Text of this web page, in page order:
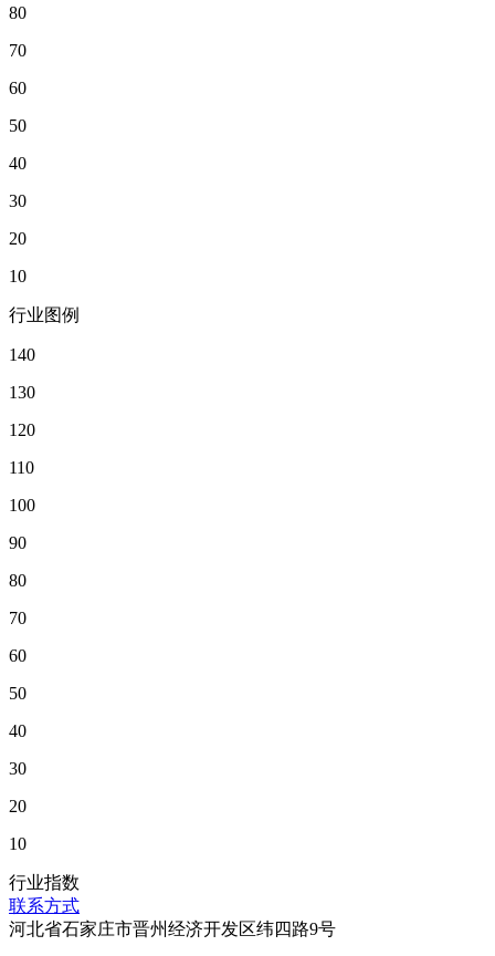
80
70
60
50
40
30
20
10
行业图例
140
130
120
110
100
90
80
70
60
50
40
30
20
10
行业指数
联系方式
河北省石家庄市晋州经济开发区纬四路9号